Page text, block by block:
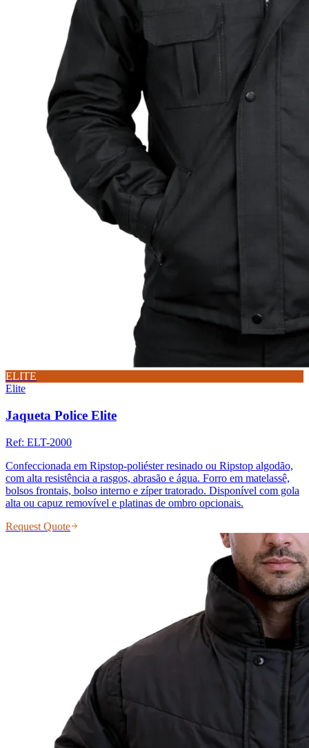
ELITE
Elite
Jaqueta Police Elite
Ref: ELT-2000
Confeccionada em Ripstop-poliéster resinado ou Ripstop algodão,
com alta resistência a rasgos, abrasão e água. Forro em matelassê,
bolsos frontais, bolso interno e zíper tratorado. Disponível com gola
alta ou capuz removível e platinas de ombro opcionais.
Request Quote